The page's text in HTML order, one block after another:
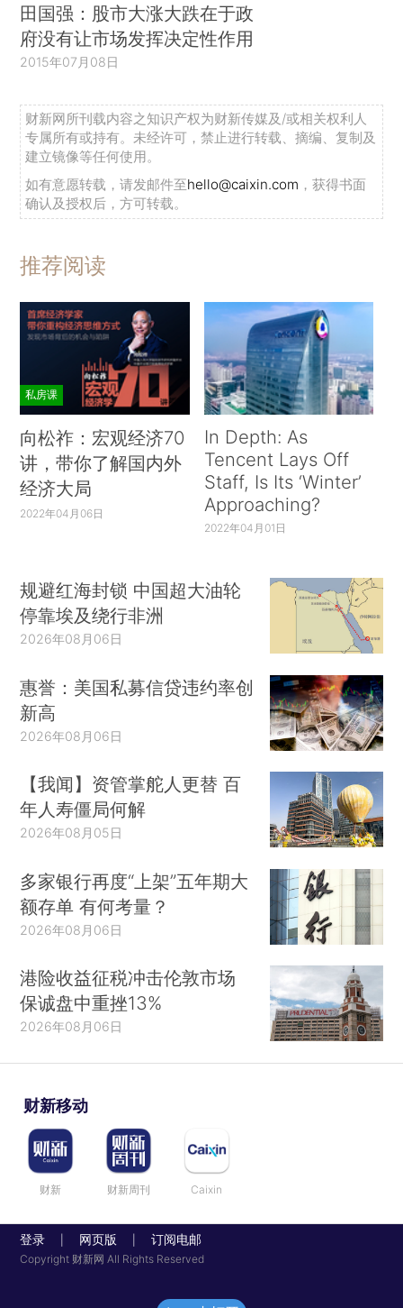
田国强：股市大涨大跌在于政
府没有让市场发挥决定性作用
2015年07月08日
财新网所刊载内容之知识产权为财新传媒及/或相关权利人
专属所有或持有。未经许可，禁止进行转载、摘编、复制及
建立镜像等任何使用。
如有意愿转载，请发邮件至hello@caixin.com ，获得书面
确认及授权后，方可转载。
推荐阅读
私房课
向松祚：宏观经济70
讲，带你了解国内外
经济大局
2022年04月06日
In Depth: As
Tencent Lays Off
Staff, Is Its ‘Winter’
Approaching?
2022年04月01日
规避红海封锁 中国超大油轮
停靠埃及绕行非洲
2026年08月06日
惠誉：美国私募信贷违约率创
新高
2026年08月06日
【我闻】资管掌舵人更替 百
年人寿僵局何解
2026年08月05日
多家银行再度“上架”五年期大
额存单 有何考量？
2026年08月06日
港险收益征税冲击伦敦市场
保诚盘中重挫13%
2026年08月06日
财新移动
财新 财新周刊 Caixin
登录 网页版 订阅电邮
Copyright 财新网 All Rights Reserved